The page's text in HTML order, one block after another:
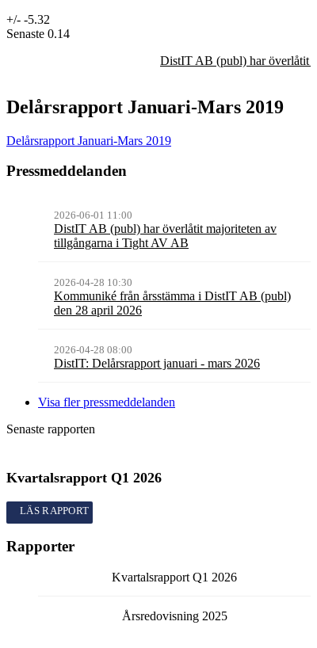
+/- -5.32
Senaste 0.14
DistIT AB (publ) har överlåtit
Delårsrapport Januari-Mars 2019
Delårsrapport Januari-Mars 2019
Pressmeddelanden
2026-06-01 11:00
DistIT AB (publ) har överlåtit majoriteten av
tillgångarna i Tight AV AB
2026-04-28 10:30
Kommuniké från årsstämma i DistIT AB (publ)
den 28 april 2026
2026-04-28 08:00
DistIT: Delårsrapport januari - mars 2026
Visa fler pressmeddelanden
Senaste rapporten
Kvartalsrapport Q1 2026
Kvartalsrapport
Rapporter
Kvartalsrapport Q1 2026
Årsredovisning 2025